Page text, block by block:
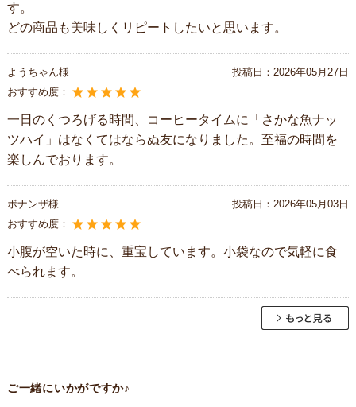
す。
どの商品も美味しくリピートしたいと思います。
ようちゃん様 投稿日： 2026年05月27日
おすすめ度：
一日のくつろげる時間、コーヒータイムに「さかな魚ナッ
ツハイ」はなくてはならぬ友になりました。至福の時間を
楽しんでおります。
ボナンザ様 投稿日： 2026年05月03日
おすすめ度：
小腹が空いた時に、重宝しています。小袋なので気軽に食
べられます。
ご一緒にいかがですか♪